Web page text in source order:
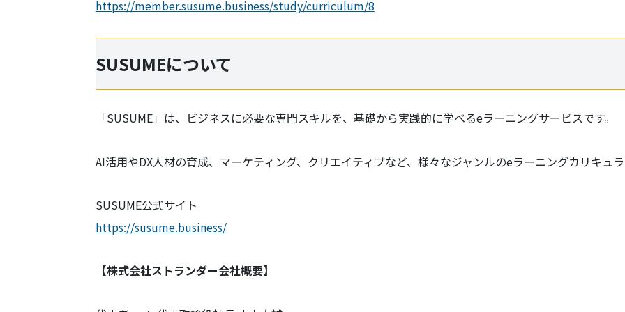
https://member.susume.business/study/curriculum/8
SUSUMEについて
「SUSUME」は、ビジネスに必要な専門スキルを、基礎から実践的に学べるeラーニングサービスです。
AI活用やDX人材の育成、マーケティング、クリエイティブなど、様々なジャンルのeラーニングカリキュラ
SUSUME公式サイト
https://susume.business/
【株式会社ストランダー会社概要】